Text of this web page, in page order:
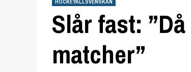
HOCKEYALLSVENSKAN
Slår fast:
matcher”